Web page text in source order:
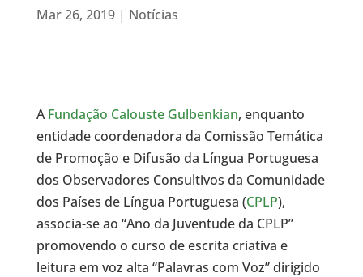
Mar 26, 2019| Notícias
AFundação Calouste Gulbenkian, enquanto
entidade coordenadora da Comissão Temática
de Promoção e Difusão da Língua Portuguesa
dos Observadores Consultivos da Comunidade
dos Países de Língua Portuguesa (CPLP),
associa-se ao “Ano da Juventude da CPLP”
promovendo o curso de escrita criativa e
leitura em voz alta “Palavras com Voz” dirigido